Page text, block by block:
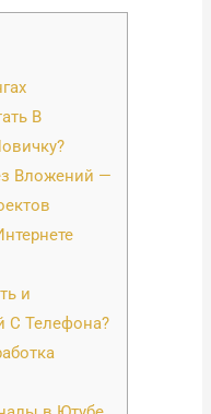
В
Вложений —
и
С Телефона?